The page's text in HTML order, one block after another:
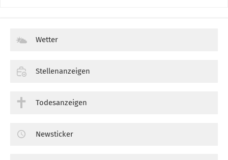
Wetter
Stellenanzeigen
Todesanzeigen
Newsticker